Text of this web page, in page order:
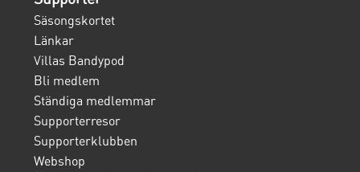
Säsongskortet
Länkar
Villas Bandypod
Bli medlem
Ständiga medlemmar
Supporterresor
Supporterklubben
Webshop